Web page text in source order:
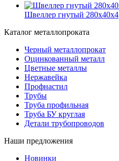
Швеллер гнутый 280х40х4
Каталог металлопроката
Черный металлопрокат
Оцинкованный металл
Цветные металлы
Нержавейка
Профнастил
Трубы
Труба профильная
Труба БУ круглая
Детали трубопроводов
Наши предложения
Новинки